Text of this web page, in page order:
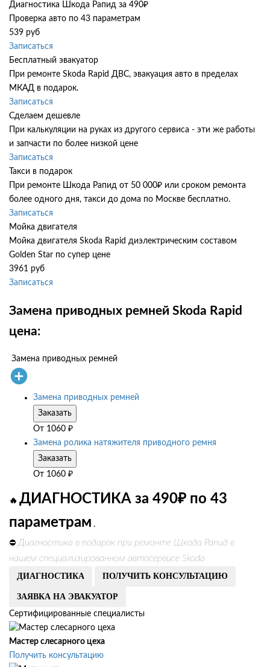
Диагностика Шкода Рапид за 490₽
Проверка авто по 43 параметрам
539 руб
Записаться
Бесплатный эвакуатор
При ремонте Skoda Rapid ДВС, эвакуация авто в пределах
МКАД в подарок.
Записаться
Сделаем дешевле
При калькуляции на руках из другого сервиса - эти же работы
и запчасти по более низкой цене
Записаться
Такси в подарок
При ремонте Шкода Рапид от 50 000₽ или сроком ремонта
более одного дня, такси до дома по Москве бесплатно.
Записаться
Мойка двигателя
Мойка двигателя Skoda Rapid диэлектрическим составом
Golden Star по супер цене
3961 руб
Записаться
Замена приводных ремней Skoda Rapid
цена:
Замена приводных ремней
Замена приводных ремней
Заказать
От 1060 ₽
Замена ролика натяжителя приводного ремня
Заказать
От 1060 ₽
🔥 ДИАГНОСТИКА за 490₽ по 43
параметрам .
⛔ Диагностика в подарок при ремонте Шкода Рапид в
нашем специализированном автосервисе Skoda
ДИАГНОСТИКА ПОЛУЧИТЬ КОНСУЛЬТАЦИЮ
ЗАЯВКА НА ЭВАКУАТОР
Сертифицированные специалисты
Мастер слесарного цеха
Получить консультацию